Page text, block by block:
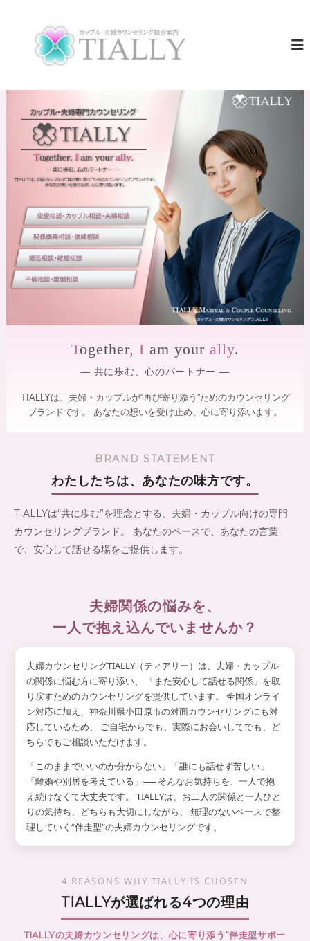
ス
ン
セ
ン
グ
T
I
A
L
L
Y
【
公
式
】
全
国
ン
ラ
応
カ
ッ
婦
相
は
、
国
の
夫
婦
・
カ
ッ
プ
ル
の
“
再
出
発
”
を
ポ
ー
ま
す
。
ウ
ン
ラ
ー
顔
り
戻
せ
よ
う
伝
い
し
ま
す
Together, I am your ally.
― 共に歩む、心のパートナー ―
TIALLYは、夫婦・カップルが“再び寄り添う”ためのカウンセリング
ブランドです。
あなたの想いを受け止め、心に寄り添います。
BRAND STATEMENT
わたしたちは、あなたの味方です。
TIALLYは“共に歩む”を理念とする、夫婦・カップル向けの専門
カウンセリングブランド。
あなたのペースで、あなたの言葉
で、安心して話せる場をご提供します。
夫婦関係の悩みを、
一人で抱え込んでいませんか？
夫婦カウンセリングTIALLY（ティアリー）は、夫婦・カップル
の関係に悩む方に寄り添い、 「また安心して話せる関係」を取
り戻すためのカウンセリングを提供しています。 全国オンライ
ン対応に加え、神奈川県小田原市の対面カウンセリングにも対
応しているため、 ご自宅からでも、実際にお会いしてでも、ど
ちらでもご相談いただけます。
「このままでいいのか分からない」「誰にも話せず苦しい」
「離婚や別居を考えている」── そんなお気持ちを、一人で抱
え続けなくて大丈夫です。 TIALLYは、お二人の関係と一人ひと
りの気持ち、どちらも大切にしながら、 無理のないペースで整
理していく“伴走型”の夫婦カウンセリングです。
4 REASONS WHY TIALLY IS CHOSEN
TIALLYが選ばれる4つの理由
TIALLYの夫婦カウンセリングは、心に寄り添う“伴走型サポー